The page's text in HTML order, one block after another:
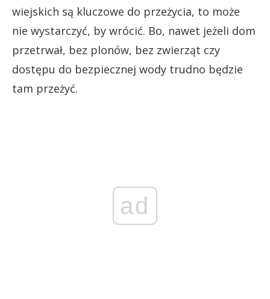
wiejskich są kluczowe do przeżycia, to może
nie wystarczyć, by wrócić. Bo, nawet jeżeli dom
przetrwał, bez plonów, bez zwierząt czy
dostępu do bezpiecznej wody trudno będzie
tam przeżyć.
ad